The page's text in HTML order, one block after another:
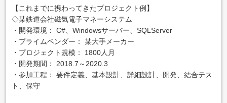
【これまでに携わってきたプロジェクト例】
◇某鉄道会社磁気電子マネーシステム
・開発環境： C#、Windowsサーバー、SQLServer
・プライムベンダー： 某大手メーカー
・プロジェクト規模： 1800人月
・開発期間： 2018.7～2020.3
・参加工程： 要件定義、基本設計、詳細設計、開発、結合テス
ト、保守